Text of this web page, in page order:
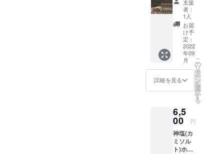
10本
セット
当店
キッチ
ンカー
でもお
馴染み
の塩唐
揚げに
使用 鶏
り、
ズッ
キーニ
など サ
ラダに
も良く
セッ
ト ※ア
レルゲ
ン胡
麻 主
原料の
原産国
日本 海
苔の風
味と出
汁の旨
味が強
りま
す。お
にぎ
り、お
茶漬
け、と
支援
者：
1人
お届
け予
定：
2022
年09
月
詳細を見る
こ
の
リ
タ
ー
ン
を
選
択
す
る
6,5
00 円
神塩(カ
ミソル
ト)ホッ